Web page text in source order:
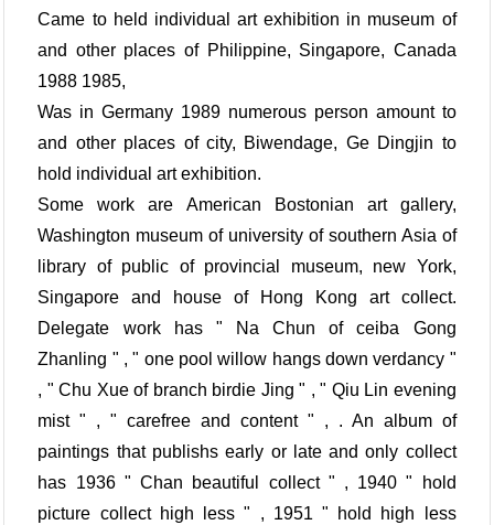
Came to held individual art exhibition in museum of
and other places of Philippine, Singapore, Canada
1988 1985,
Was in Germany 1989 numerous person amount to
and other places of city, Biwendage, Ge Dingjin to
hold individual art exhibition.
Some work are American Bostonian art gallery,
Washington museum of university of southern Asia of
library of public of provincial museum, new York,
Singapore and house of Hong Kong art collect.
Delegate work has " Na Chun of ceiba Gong
Zhanling " , " one pool willow hangs down verdancy "
, " Chu Xue of branch birdie Jing " , " Qiu Lin evening
mist " , " carefree and content " , . An album of
paintings that publishs early or late and only collect
has 1936 " Chan beautiful collect " , 1940 " hold
picture collect high less " , 1951 " hold high less